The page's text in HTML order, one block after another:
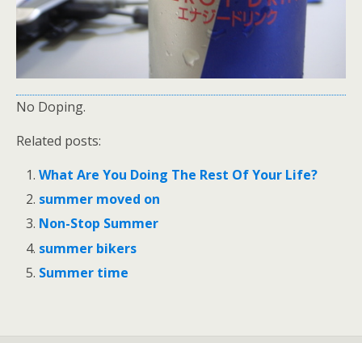
No Doping.
Related posts:
What Are You Doing The Rest Of Your Life?
summer moved on
Non-Stop Summer
summer bikers
Summer time